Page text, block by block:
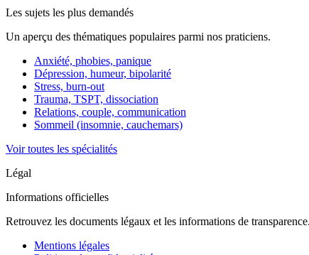
Les sujets les plus demandés
Un aperçu des thématiques populaires parmi nos praticiens.
Anxiété, phobies, panique
Dépression, humeur, bipolarité
Stress, burn-out
Trauma, TSPT, dissociation
Relations, couple, communication
Sommeil (insomnie, cauchemars)
Voir toutes les spécialités
Légal
Informations officielles
Retrouvez les documents légaux et les informations de transparence.
Mentions légales